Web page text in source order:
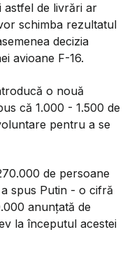
astfel de livrări ar
schimba rezultatul
decizia
avioane F-16.
o nouă
că 1.000 - 1.500 de
pentru a se
de persoane
spus Putin - o cifră
anunţată de
la începutul acestei